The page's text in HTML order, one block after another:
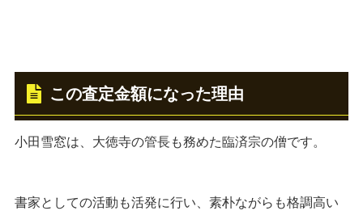
この査定金額になった理由
小田雪窓は、大徳寺の管長も務めた臨済宗の僧です。
書家としての活動も活発に行い、素朴ながらも格調高い